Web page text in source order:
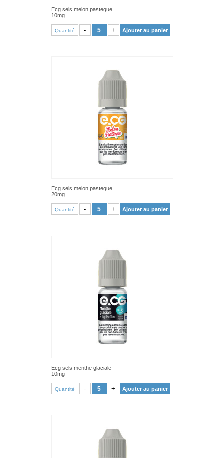
Ecg sels melon pasteque
10mg
Quantité - + Ajouter au panier
Ecg sels melon pasteque
20mg
Quantité - + Ajouter au panier
Ecg sels menthe glaciale
10mg
Quantité - + Ajouter au panier